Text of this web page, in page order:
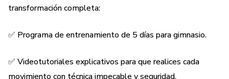
vida.
Resultados medibles, con seguimiento del progreso y
transformación completa:
✅ Programa de entrenamiento de 5 días para gimnasio.
✅ Videotutoriales explicativos para que realices cada
movimiento con técnica impecable y seguridad.